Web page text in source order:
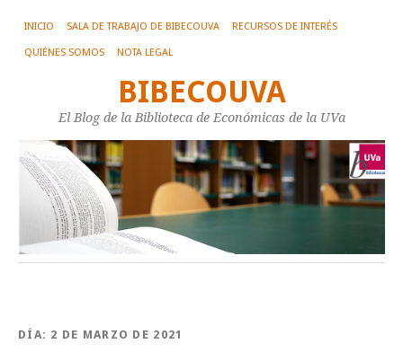
INICIO SALA DE TRABAJO DE BIBECOUVA RECURSOS DE INTERÉS
QUIÉNES SOMOS NOTA LEGAL
BIBECOUVA
El Blog de la Biblioteca de Económicas de la UVa
DÍA: 2 DE MARZO DE 2021